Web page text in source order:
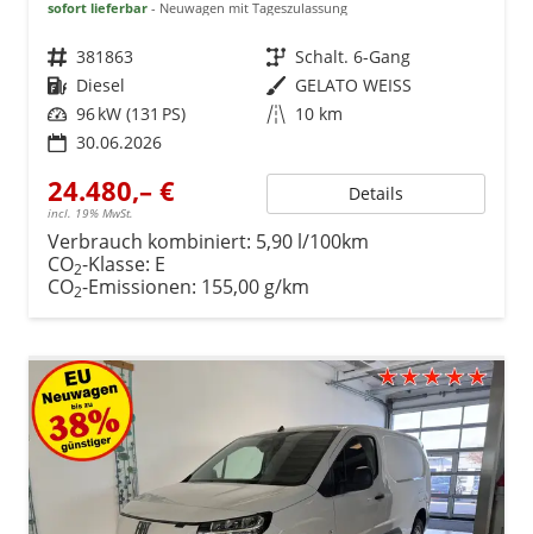
sofort lieferbar Neuwagen mit Tageszulassung
Fahrzeugnr. 381863 Getriebe Schalt. 6-Gang
Kraftstoff Diesel Außenfarbe GELATO WEISS
Leistung 96 kW (131 PS) Kilometerstand 10 km
30.06.2026
24.480,– €
incl. 19% MwSt.
Details
Verbrauch kombiniert: 5,90 l/100km
CO2-Klasse: E
CO2-Emissionen: 155,00 g/km